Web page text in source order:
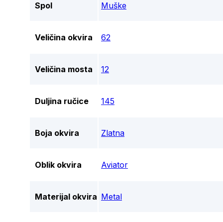
Spol Muške
Veličina okvira 62
Veličina mosta 12
Duljina ručice 145
Boja okvira Zlatna
Oblik okvira Aviator
Materijal okvira Metal